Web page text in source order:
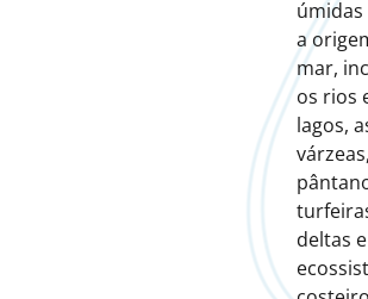
a
mar,
os rios
lagos,
deltas e